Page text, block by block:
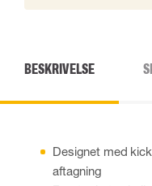
BESKRIVELSE
Designet med
aftagning